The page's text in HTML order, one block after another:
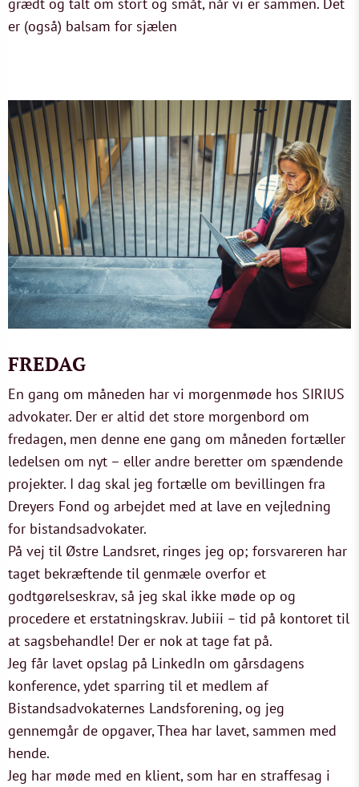
er (også) balsam for sjælen
FREDAG
En gang om måneden har vi morgenmøde hos SIRIUS
advokater. Der er altid det store morgenbord om
fredagen, men denne ene gang om måneden fortæller
ledelsen om nyt – eller andre beretter om spændende
projekter. I dag skal jeg fortælle om bevillingen fra
Dreyers Fond og arbejdet med at lave en vejledning
for bistandsadvokater.
På vej til Østre Landsret, ringes jeg op; forsvareren har
taget bekræftende til genmæle overfor et
godtgørelseskrav, så jeg skal ikke møde op og
procedere et erstatningskrav. Jubiii – tid på kontoret til
at sagsbehandle! Der er nok at tage fat på.
Jeg får lavet opslag på LinkedIn om gårsdagens
konference, ydet sparring til et medlem af
Bistandsadvokaternes Landsforening, og jeg
gennemgår de opgaver, Thea har lavet, sammen med
hende.
Jeg har møde med en klient, som har en straffesag i